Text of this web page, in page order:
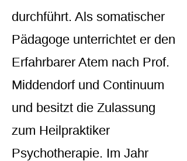
durchführt. Als somatischer
Pädagoge unterrichtet er den
Erfahrbarer Atem nach Prof.
Middendorf und Continuum
und besitzt die Zulassung
zum Heilpraktiker
Psychotherapie. Im Jahr